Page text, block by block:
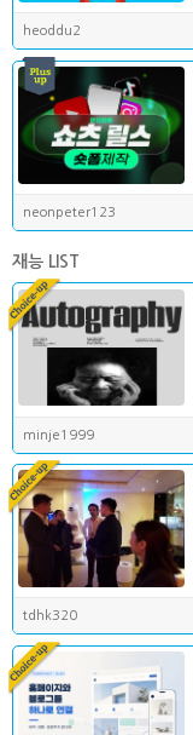
heoddu2
neonpeter123
재능 LIST
minje1999
tdhk320